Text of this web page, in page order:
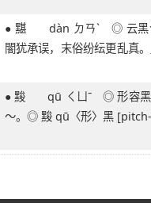
● 黮 dàn ㄉㄢˋ ◎ 云黑色：「当时～
闇犹承误，末俗纷纭更乱
● 黢 qū ㄑㄩˉ ◎ 形容黑：～黑。黑～
～。◎ 黢 qū〈形〉黑